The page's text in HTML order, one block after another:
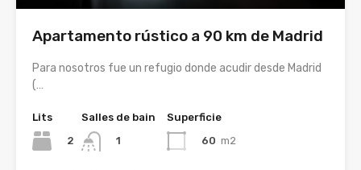
Apartamento rústico a 90 km de Madrid
Para nosotros fue un refugio donde acudir desde Madrid
(…
Lits
2
Salles de bain
1
Superficie
60 m2